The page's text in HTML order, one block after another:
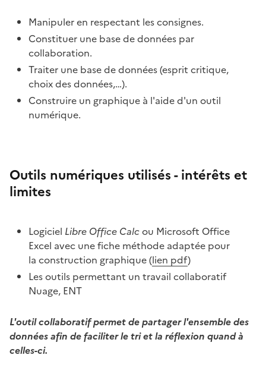
Manipuler en respectant les consignes.
Constituer une base de données par
collaboration.
Traiter une base de données (esprit critique,
choix des données,…).
Construire un graphique à l'aide d'un outil
numérique.
Outils numériques utilisés - intérêts et
limites
Logiciel Libre Office Calcou Microsoft Office
Excel avec une fiche méthode adaptée pour
la construction graphique (lien pdf)
Les outils permettant un travail collaboratif
Nuage, ENT
L'outil collaboratif permet de partager l'ensemble des
données afin de faciliter le tri et la réflexion quand à
celles-ci.